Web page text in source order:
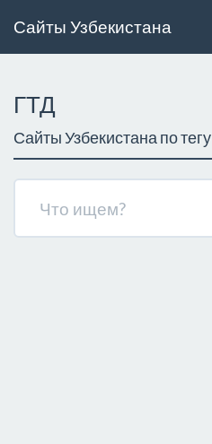
Сайты Узбекистана
ГТД
Сайты Узбекистана по тегу